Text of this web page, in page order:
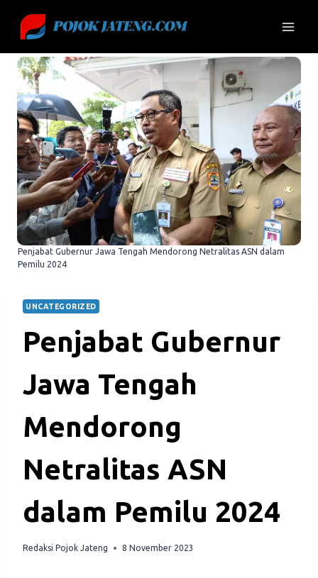
content
Penjabat Gubernur Jawa Tengah Mendorong Netralitas ASN dalam
Pemilu 2024
UNCATEGORIZED
Penjabat Gubernur
Jawa Tengah
Mendorong
Netralitas ASN
dalam Pemilu 2024
Redaksi Pojok Jateng 8 November 2023